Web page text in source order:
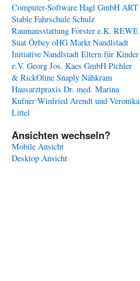
Computer-Software Hagl GmbH ART
Stable Fahrschule Schulz
Raumausstattung Forster e.K. REWE
Suat Özbey oHG Markt Nandlstadt
Initiative Nandlstadt Eltern für Kinder
e.V. Georg Jos. Kaes GmbH Pichler
& RickOline Snaply Nähkram
Hausarztpraxis Dr. med. Marina
Kufner Winfried Arendt und Veronika
Littel
Ansichten wechseln?
Mobile Ansicht
Desktop Ansicht